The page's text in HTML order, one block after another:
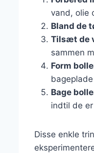
vand, olie
Bland de
Tilsæt de
sammen
Form
Bage
indtil de
Disse enkle